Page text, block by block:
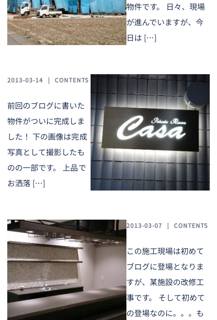
物件です。 日々、現場
が進んでいますが、今
日は […]
2013-03-14 CONTENTS
前回のブログに書いた
物件がついに完成しま
した！ 下の画像は完成
写真として撮影したも
のの一部です。 上品で
お洒落 […]
2013-03-07 CONTENTS
この施工現場は初めて
ブログに登場となりま
すが、某施設の改修工
事です。 そして初めて
の登場なのに。。。も